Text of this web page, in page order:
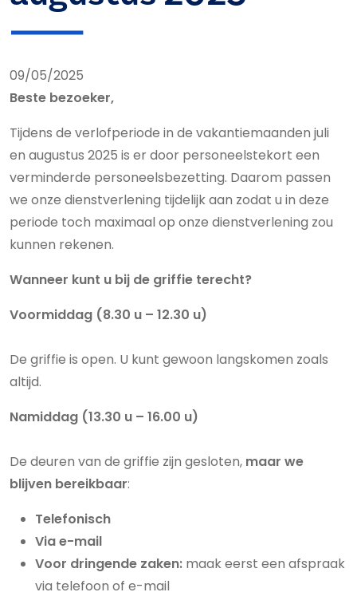
09/05/2025
Beste bezoeker,
Tijdens de verlofperiode in de vakantiemaanden juli
en augustus 2025 is er door personeelstekort een
verminderde personeelsbezetting. Daarom passen
we onze dienstverlening tijdelijk aan zodat u in deze
periode toch maximaal op onze dienstverlening zou
kunnen rekenen.
Wanneer kunt u bij de griffie terecht?
Voormiddag (8.30 u – 12.30 u)
De griffie is open. U kunt gewoon langskomen zoals
altijd.
Namiddag (13.30 u – 16.00 u)
De deuren van de griffie zijn gesloten, maar we
blijven bereikbaar:
Telefonisch
Via e-mail
Voor dringende zaken: maak eerst een afspraak
via telefoon of e-mail